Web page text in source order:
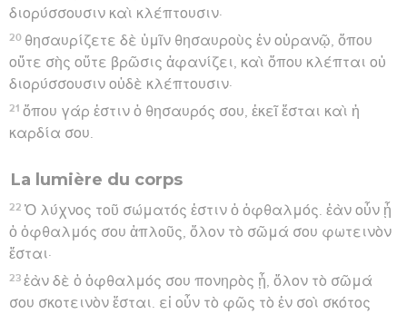
διορύσσουσιν καὶ κλέπτουσιν·
20 θησαυρίζετε δὲ ὑμῖν θησαυροὺς ἐν οὐρανῷ, ὅπου
οὔτε σὴς οὔτε βρῶσις ἀφανίζει, καὶ ὅπου κλέπται οὐ
διορύσσουσιν οὐδὲ κλέπτουσιν·
21 ὅπου γάρ ἐστιν ὁ θησαυρός σου, ἐκεῖ ἔσται καὶ ἡ
καρδία σου.
La lumière du corps
22 Ὁ λύχνος τοῦ σώματός ἐστιν ὁ ὀφθαλμός. ἐὰν οὖν ᾖ
ὁ ὀφθαλμός σου ἁπλοῦς, ὅλον τὸ σῶμά σου φωτεινὸν
ἔσται·
23 ἐὰν δὲ ὁ ὀφθαλμός σου πονηρὸς ᾖ, ὅλον τὸ σῶμά
σου σκοτεινὸν ἔσται. εἰ οὖν τὸ φῶς τὸ ἐν σοὶ σκότος